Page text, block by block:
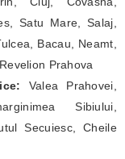
Satu Mare, Salaj,
Bacau, Neamt,
Prahova
Valea Prahovei,
Sibiului,
Secuiesc, Cheile